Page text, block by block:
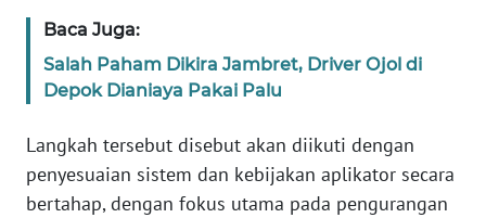
Baca Juga:
Salah Paham Dikira Jambret, Driver Ojol di
Depok Dianiaya Pakai Palu
Langkah tersebut disebut akan diikuti dengan
penyesuaian sistem dan kebijakan aplikator secara
bertahap, dengan fokus utama pada pengurangan
PEDOMAN
SIBER
KARIR